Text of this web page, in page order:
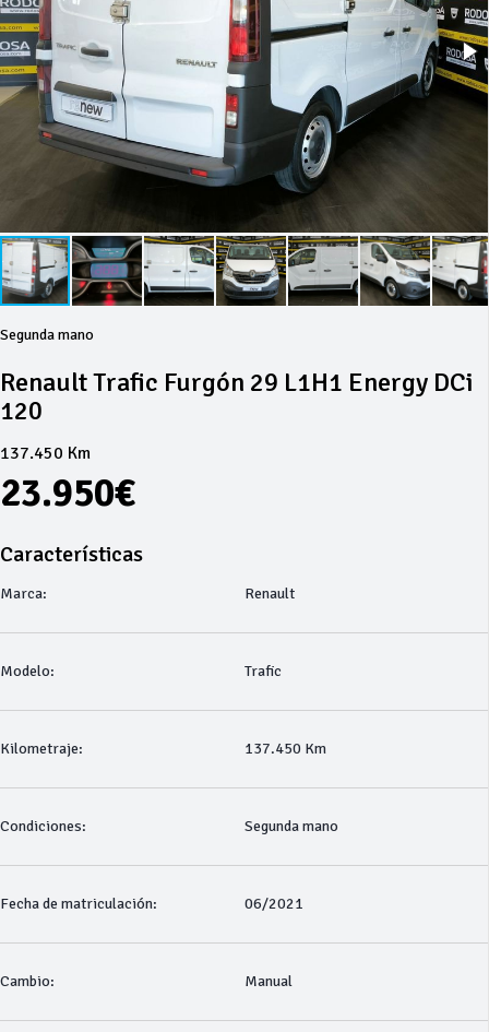
Segunda mano
Renault Trafic Furgón 29 L1H1 Energy DCi
120
137.450 Km
23.950€
Características
Marca: Renault
Modelo: Trafic
Kilometraje: 137.450 Km
Condiciones: Segunda mano
Fecha de matriculación: 06/2021
Cambio: Manual